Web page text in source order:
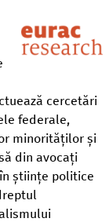
cercetări
federale,
minorităților și
din avocați
științe politice